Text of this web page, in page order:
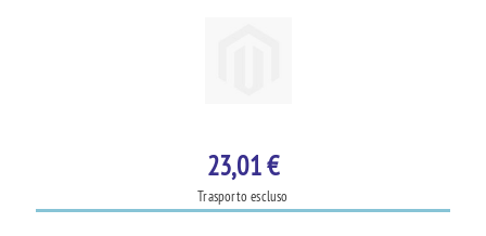
23,01 €
Trasporto escluso